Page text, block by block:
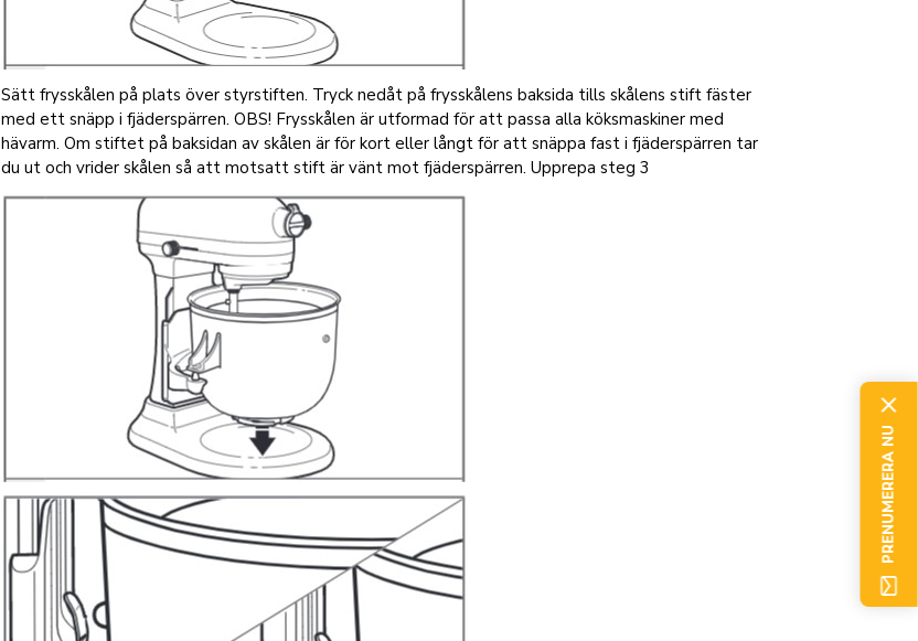
Sätt frysskålen på plats över styrstiften. Tryck nedåt på frysskålens baksida tills skålens stift fäster
med ett snäpp i fjäderspärren. OBS! Frysskålen är utformad för att passa alla köksmaskiner med
hävarm. Om stiftet på baksidan av skålen är för kort eller långt för att snäppa fast i fjäderspärren tar
du ut och vrider skålen så att motsatt stift är vänt mot fjäderspärren. Upprepa steg 3
PRENUMERERA NU